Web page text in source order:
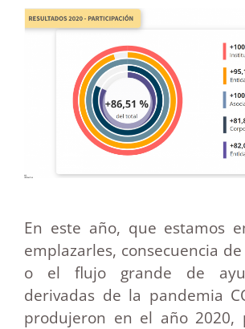
En este año, que estamos
emplazarles, consecuencia
o el flujo grande de
derivadas de la pandemia
produjeron en el año 2020,